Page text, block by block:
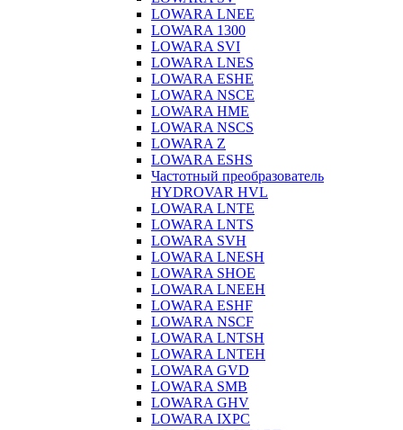
LOWARA LNEE
LOWARA 1300
LOWARA SVI
LOWARA LNES
LOWARA ESHE
LOWARA NSCE
LOWARA HME
LOWARA NSCS
LOWARA Z
LOWARA ESHS
Частотный преобразователь
HYDROVAR HVL
LOWARA LNTE
LOWARA LNTS
LOWARA SVH
LOWARA LNESH
LOWARA SHOE
LOWARA LNEEH
LOWARA ESHF
LOWARA NSCF
LOWARA LNTSH
LOWARA LNTEH
LOWARA GVD
LOWARA SMB
LOWARA GHV
LOWARA IXPС